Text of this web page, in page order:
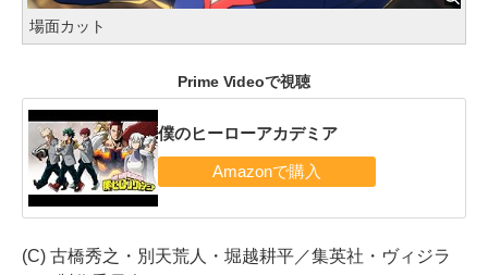
場面カット
Prime Videoで視聴
僕のヒーローアカデミア
(C) 古橋秀之・別天荒人・堀越耕平／集英社・ヴィジラ